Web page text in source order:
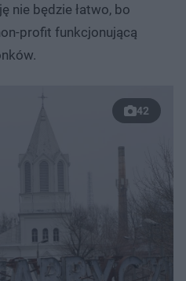
nie będzie łatwo, bo
profit funkcjonującą
42